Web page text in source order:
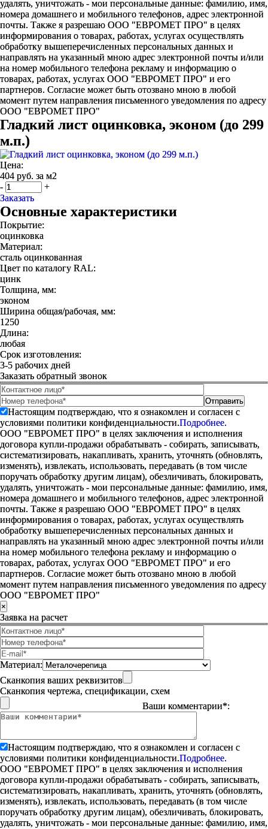
удалять, уничтожать - мои персональные данные: фамилию, имя,
номера домашнего и мобильного телефонов, адрес электронной
почты. Также я разрешаю ООО "ЕВРОМЕТ ПРО" в целях
информирования о товарах, работах, услугах осуществлять
обработку вышеперечисленных персональных данных и
направлять на указанный мною адрес электронной почты и/или
на номер мобильного телефона рекламу и информацию о
товарах, работах, услугах ООО "ЕВРОМЕТ ПРО" и его
партнеров. Согласие может быть отозвано мною в любой
момент путем направления письменного уведомления по адресу
ООО "ЕВРОМЕТ ПРО"
Гладкий лист оцинковка, эконом (до 299
м.п.)
Цена:
404 руб. за м2
-
+
Заказать
Основные характеристики
Покрытие:
оцинковка
Материал:
сталь оцинкованная
Цвет по каталогу RAL:
цинк
Толщина, мм:
эконом
Ширина общая/рабочая, мм:
1250
Длина:
любая
Срок изготовления:
3-5 рабочих дней
Заказать обратный звонок
Настоящим подтверждаю, что я ознакомлен и согласен с
условиями политики конфиденциальности.Подробнее.
ООО "ЕВРОМЕТ ПРО" в целях заключения и исполнения
договора купли-продажи обрабатывать - собирать, записывать,
систематизировать, накапливать, хранить, уточнять (обновлять,
изменять), извлекать, использовать, передавать (в том числе
поручать обработку другим лицам), обезличивать, блокировать,
удалять, уничтожать - мои персональные данные: фамилию, имя,
номера домашнего и мобильного телефонов, адрес электронной
почты. Также я разрешаю ООО "ЕВРОМЕТ ПРО" в целях
информирования о товарах, работах, услугах осуществлять
обработку вышеперечисленных персональных данных и
направлять на указанный мною адрес электронной почты и/или
на номер мобильного телефона рекламу и информацию о
товарах, работах, услугах ООО "ЕВРОМЕТ ПРО" и его
партнеров. Согласие может быть отозвано мною в любой
момент путем направления письменного уведомления по адресу
ООО "ЕВРОМЕТ ПРО"
×
Заявка на расчет
Материал:
Сканкопия ваших реквизитов
Сканкопия чертежа, спецификации, схем
Ваши комментарии*:
Настоящим подтверждаю, что я ознакомлен и согласен с
условиями политики конфиденциальности.Подробнее.
ООО "ЕВРОМЕТ ПРО" в целях заключения и исполнения
договора купли-продажи обрабатывать - собирать, записывать,
систематизировать, накапливать, хранить, уточнять (обновлять,
изменять), извлекать, использовать, передавать (в том числе
поручать обработку другим лицам), обезличивать, блокировать,
удалять, уничтожать - мои персональные данные: фамилию, имя,